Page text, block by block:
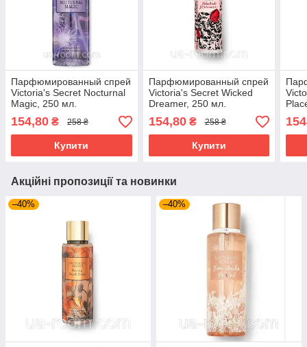
Парфюмированный спрей
Victoria's Secret Nocturnal
Magic, 250 мл.
154,80 ₴ 258 ₴
Купити
Парфюмированный спрей
Victoria's Secret Wicked
Dreamer, 250 мл.
154,80₴ 258 ₴
Купити
Акційні пропозиції та новинки
–40% –40%